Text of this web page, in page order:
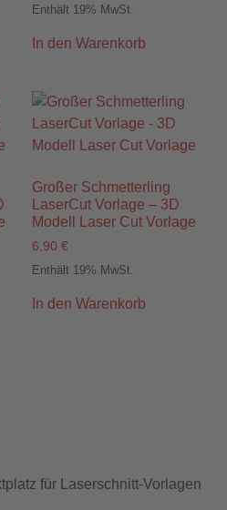
Enthält 19% MwSt.
In den Warenkorb
Großer Schmetterling
LaserCut Vorlage – 3D
Modell Laser Cut Vorlage
6,90 €
Enthält 19% MwSt.
In den Warenkorb
für Laserschnitt-Vorlagen